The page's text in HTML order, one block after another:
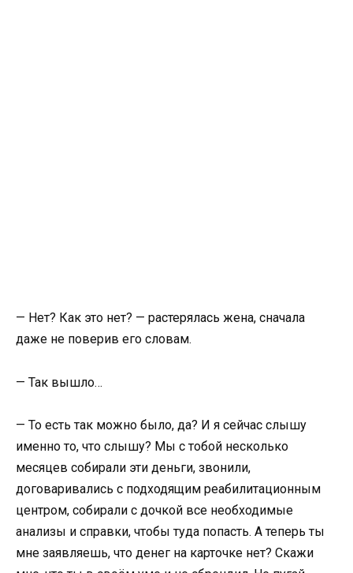
— Нет? Как это нет? — растерялась жена, сначала
даже не поверив его словам.
— Так вышло…
— То есть так можно было, да? И я сейчас слышу
именно то, что слышу? Мы с тобой несколько
месяцев собирали эти деньги, звонили,
договаривались с подходящим реабилитационным
центром, собирали с дочкой все необходимые
анализы и справки, чтобы туда попасть. А теперь ты
мне заявляешь, что денег на карточке нет? Скажи